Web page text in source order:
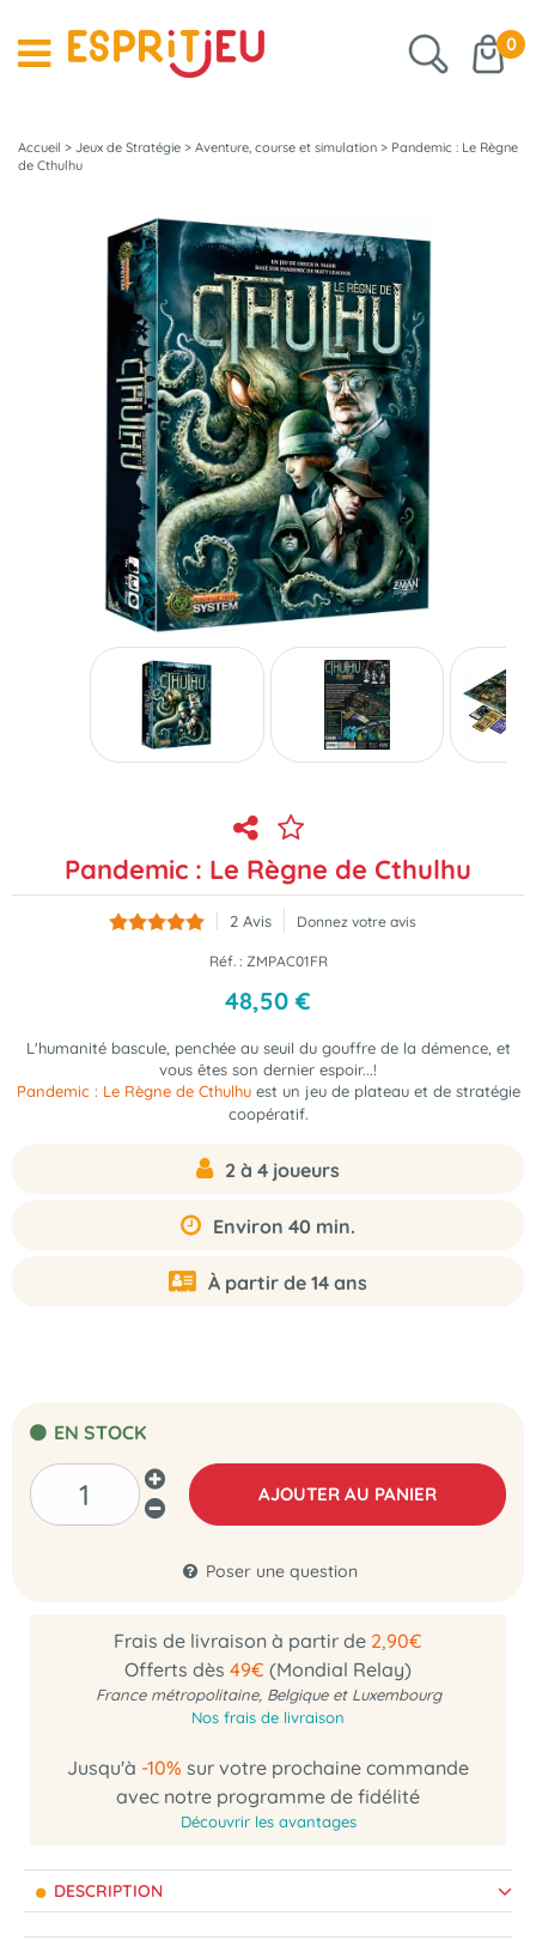
0
Accueil > Jeux de Stratégie > Aventure, course et simulation > Pandemic : Le Règne
de Cthulhu
Pandemic : Le Règne de Cthulhu
2 Avis Donnez votre avis
Réf. : ZMPAC01FR
48,50 €
L'humanité bascule, penchée au seuil du gouffre de la démence, et
vous êtes son dernier espoir...!
Pandemic : Le Règne de Cthulhuest un jeu de plateau et de stratégie
coopératif.
2 à 4 joueurs
Environ 40 min.
À partir de 14 ans
EN STOCK
AJOUTER AU PANIER
Poser une question
Frais de livraison à partir de 2,90€
Offerts dès 49€ (Mondial Relay)
France métropolitaine, Belgique et Luxembourg
Nos frais de livraison
Jusqu'à -10% sur votre prochaine commande
avec notre programme de fidélité
Découvrir les avantages
DESCRIPTION